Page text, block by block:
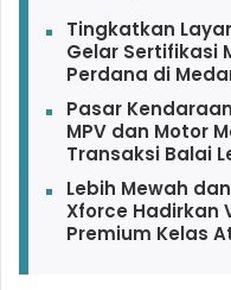
Tingkatkan
Gelar Sertifikasi
Perdana di
Pasar
MPV dan Motor
Transaksi Balai
Lebih Mewah
Xforce Hadirkan
Premium Kelas